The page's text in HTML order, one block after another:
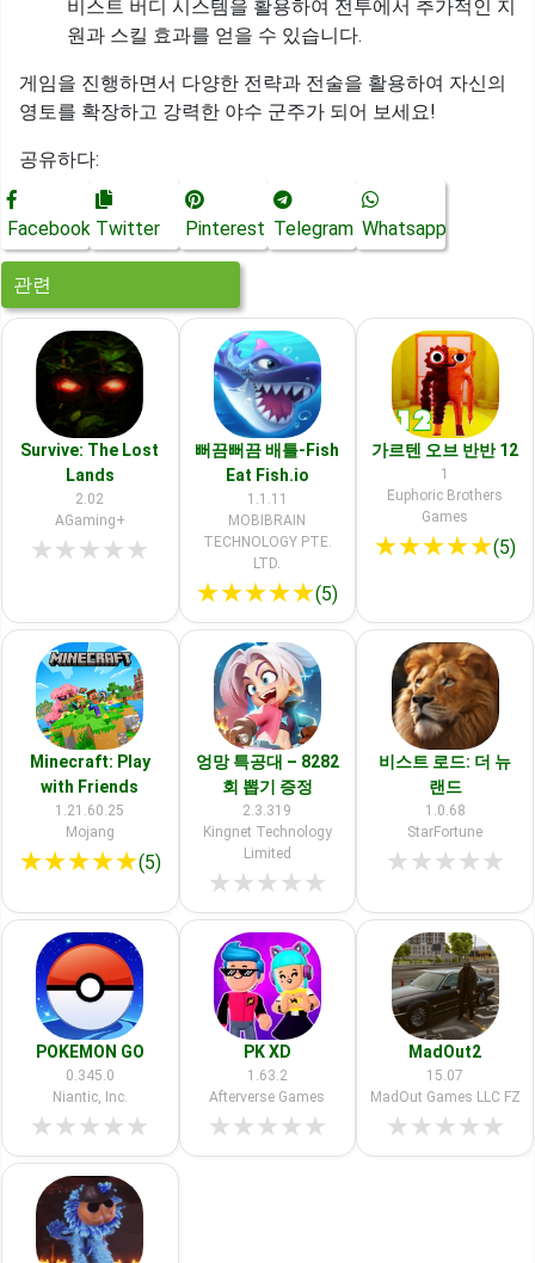
비스트 버디 시스템을 활용하여 전투에서 추가적인 지
원과 스킬 효과를 얻을 수 있습니다.
게임을 진행하면서 다양한 전략과 전술을 활용하여 자신의
영토를 확장하고 강력한 야수 군주가 되어 보세요!
공유하다:
Facebook Twitter Pinterest Telegram Whatsapp
관련
Survive: The Lost
Lands
2.02
AGaming+
★★★★★
뻐끔뻐끔 배틀-Fish
Eat Fish.io
1.1.11
MOBIBRAIN
TECHNOLOGY PTE.
LTD.
★★★★★(5)
가르텐 오브 반반 12
1
Euphoric Brothers
Games
★★★★★(5)
Minecraft: Play
with Friends
1.21.60.25
Mojang
★★★★★(5)
엉망 특공대 – 8282
회 뽑기 증정
2.3.319
Kingnet Technology
Limited
★★★★★
비스트 로드: 더 뉴
랜드
1.0.68
StarFortune
★★★★★
POKEMON GO
0.345.0
Niantic, Inc.
★★★★★
PK XD
1.63.2
Afterverse Games
★★★★★
MadOut2
15.07
MadOut Games LLC FZ
★★★★★